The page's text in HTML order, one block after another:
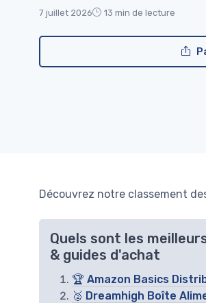
7 juillet 2026 13 min de lecture
Découvrez notre classement
Quels sont les
& guides d'achat
🏆 Amazon Basics
🥈 Dreamhigh Boîte